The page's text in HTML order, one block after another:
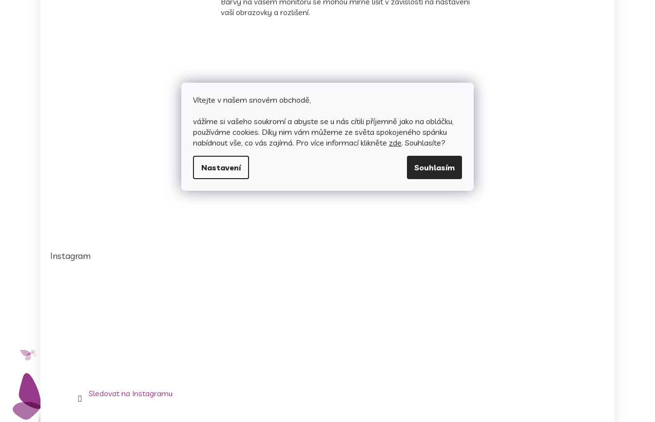
Vítejte v našem snovém obchodě,
vážíme si vašeho soukromí a abyste se u nás cítili příjemně jako na obláčku,
používáme cookies. Díky nim vám můžeme ze světa spokojeného spánku
nabídnout vše, co vás zajímá. Pro více informací klikněte zde. Souhlasíte?
Nastavení Souhlasím
Instagram
Sledovat na Instagramu
vaší obrazovky a rozlišení.